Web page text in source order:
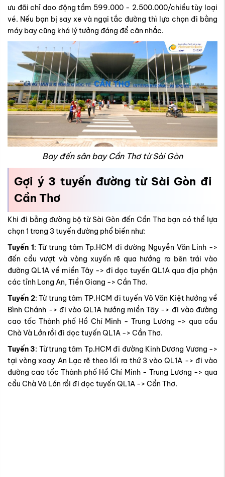
ưu đãi chỉ dao động tầm 599.000 - 2.500.000/chiều tùy loại
vé. Nếu bạn bị say xe và ngại tắc đường thì lựa chọn đi bằng
máy bay cũng khá lý tưởng đáng để cân nhắc.
Bay đến sân bay Cần Thơ từ Sài Gòn
Gợi ý 3 tuyến đường từ Sài Gòn đi
Cần Thơ
Khi đi bằng đường bộ từ Sài Gòn đến Cần Thơ bạn có thể lựa
chọn 1 trong 3 tuyến đường phổ biến như:
Tuyến 1: Từ trung tâm Tp.HCM đi đường Nguyễn Văn Linh ->
đến cầu vượt và vòng xuyến rẽ qua hướng ra bên trái vào
đường QL1A về miền Tây -> đi dọc tuyến QL1A qua địa phận
các tỉnh Long An, Tiền Giang -> Cần Thơ.
Tuyến 2: Từ trung tâm TP.HCM đi tuyến Võ Văn Kiệt hướng về
Bình Chánh -> đi vào QL1A hướng miền Tây -> đi vào đường
cao tốc Thành phố Hồ Chí Minh - Trung Lương -> qua cầu
Chà Và Lớn rồi đi dọc tuyến QL1A -> Cần Thơ.
Tuyến 3: Từ trung tâm Tp.HCM đi đường Kinh Dương Vương ->
tại vòng xoay An Lạc rẽ theo lối ra thứ 3 vào QL1A -> đi vào
đường cao tốc Thành phố Hồ Chí Minh - Trung Lương -> qua
cầu Chà Và Lớn rồi đi dọc tuyến QL1A -> Cần Thơ.